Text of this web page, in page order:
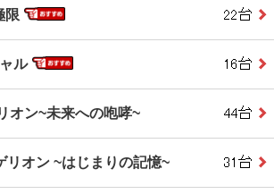
限
ル
オン~未来への咆哮~
リオン ~はじまりの記憶~